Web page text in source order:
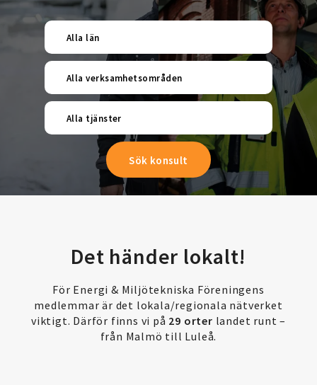
Alla län
Alla verksamhetsområden
Alla tjänster
Det händer lokalt!
För Energi & Miljötekniska Föreningens
medlemmar är det lokala/regionala nätverket
viktigt. Därför finns vi på 29 orter landet runt –
från Malmö till Luleå.